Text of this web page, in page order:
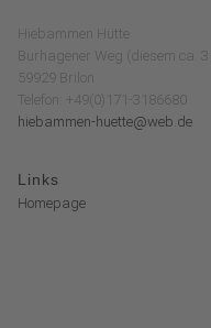
Hiebammen Hütte
Burhagener Weg (diesem ca.
59929 Brilon
Telefon: +49(0)171-3186680
hiebammen-huette@web.de
Links
Homepage